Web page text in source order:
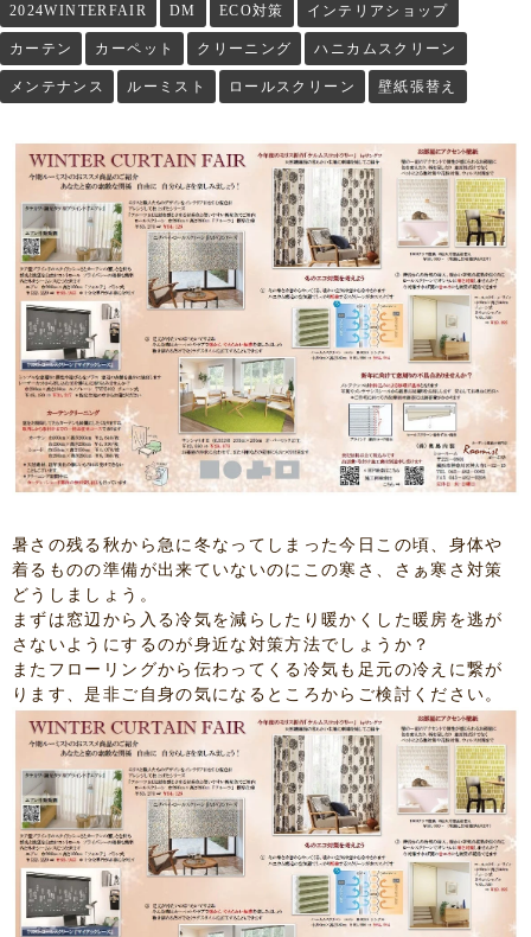
2024WINTERFAIR DM ECO対策 インテリアショップ
カーテン カーペット クリーニング ハニカムスクリーン
メンテナンス ルーミスト ロールスクリーン 壁紙張替え
暑さの残る秋から急に冬なってしまった今日この頃、身体や
着るものの準備が出来ていないのにこの寒さ、さぁ寒さ対策
どうしましょう。
まずは窓辺から入る冷気を減らしたり暖かくした暖房を逃が
さないようにするのが身近な対策方法でしょうか？
またフローリングから伝わってくる冷気も足元の冷えに繋が
ります、是非ご自身の気になるところからご検討ください。